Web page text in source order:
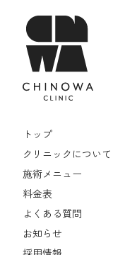
トップ
クリニックについて
施術メニュー
料金表
よくある質問
お知らせ